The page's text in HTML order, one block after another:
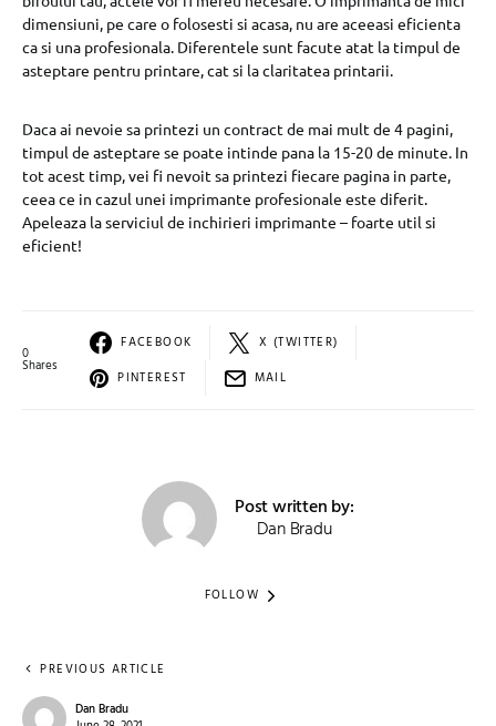
dimensiuni, pe care o folosesti si acasa, nu are aceeasi eficienta
ca si una profesionala. Diferentele sunt facute atat la timpul de
asteptare pentru printare, cat si la claritatea printarii.
Daca ai nevoie sa printezi un contract de mai mult de 4 pagini,
timpul de asteptare se poate intinde pana la 15-20 de minute. In
tot acest timp, vei fi nevoit sa printezi fiecare pagina in parte,
ceea ce in cazul unei imprimante profesionale este diferit.
Apeleaza la serviciul de inchirieri imprimante – foarte util si
eficient!
0
Shares
FACEBOOK
X (TWITTER)
PINTEREST
MAIL
Post written by:
Dan Bradu
FOLLOW
PREVIOUS ARTICLE
Dan Bradu